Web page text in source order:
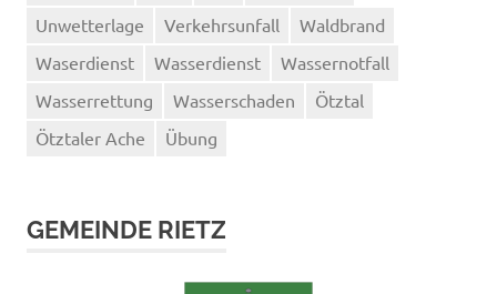
Unwetterlage
Verkehrsunfall
Waldbrand
Waserdienst
Wasserdienst
Wassernotfall
Wasserrettung
Wasserschaden
Ötztal
Ötztaler Ache
Übung
GEMEINDE RIETZ